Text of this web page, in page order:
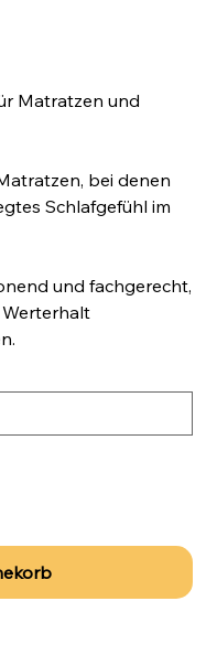
Matratzen und
bei denen
Schlafgefühl im
und fachgerecht,